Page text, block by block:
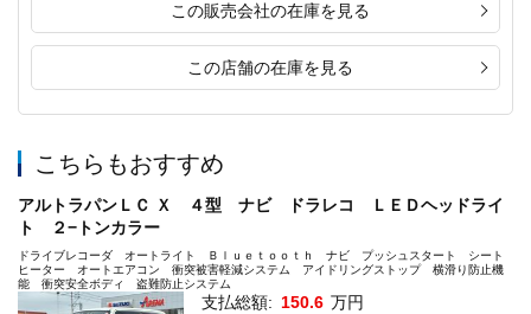
この販売会社の在庫を見る
この店舗の在庫を見る
こちらもおすすめ
アルトラパンＬＣ Ｘ ４型 ナビ ドラレコ ＬＥＤヘッドライ
ト ２−トンカラー
ドライブレコーダ オートライト Ｂｌｕｅｔｏｏｔｈ ナビ プッシュスタート シート
ヒーター オートエアコン 衝突被害軽減システム アイドリングストップ 横滑り防止機
能 衝突安全ボディ 盗難防止システム
支払総額: 150.6 万円